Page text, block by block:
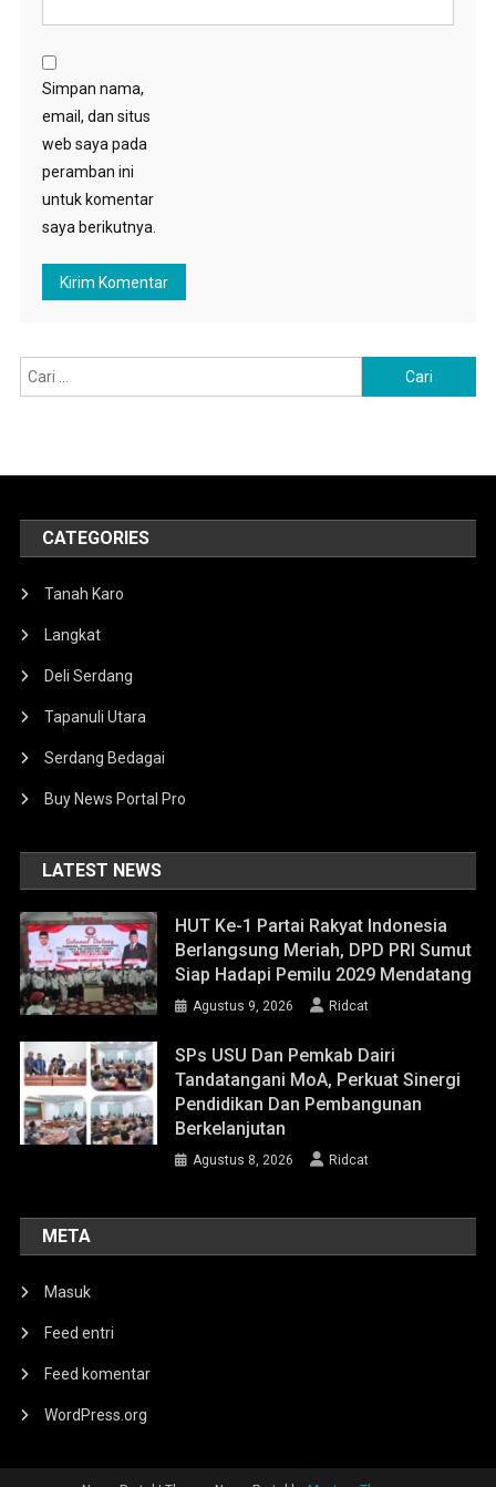
Simpan nama,
email, dan situs
web saya pada
peramban ini
untuk komentar
saya berikutnya.
untuk:
CATEGORIES
Tanah Karo
Langkat
Deli Serdang
Tapanuli Utara
Serdang Bedagai
Buy News Portal Pro
LATEST NEWS
HUT Ke-1 Partai Rakyat Indonesia
Berlangsung Meriah, DPD PRI Sumut
Siap Hadapi Pemilu 2029 Mendatang
Agustus 9, 2026 Ridcat
SPs USU Dan Pemkab Dairi
Tandatangani MoA, Perkuat Sinergi
Pendidikan Dan Pembangunan
Berkelanjutan
Agustus 8, 2026 Ridcat
META
Masuk
Feed entri
Feed komentar
WordPress.org